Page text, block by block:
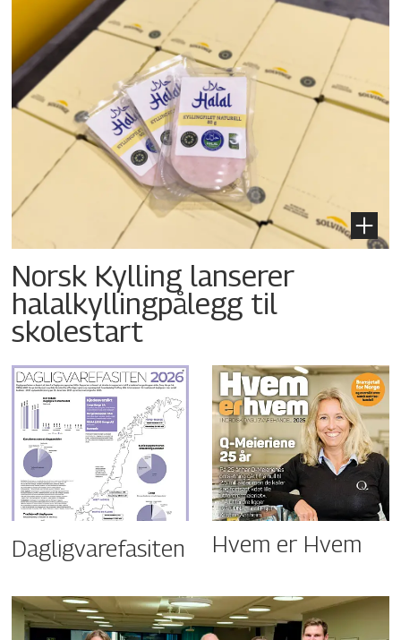
Norsk Kylling lanserer
halalkyllingpålegg til
skolestart
Dagligvarefasiten Hvem er Hvem